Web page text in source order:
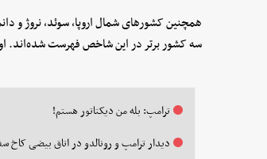
همچنین کشورهای شمال اروپا، سوئد، نروژ و
سه کشور برتر در این شاخص فهرست شده‌اند. اوکراین
ترامپ: بله من دیکتاتور هستم!
دیدار ترامپ و رونالدو در اتاق بیضی کاخ